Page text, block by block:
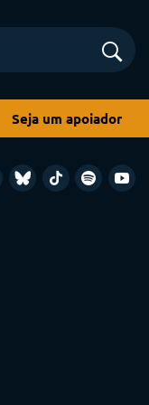
Seja um apoiador